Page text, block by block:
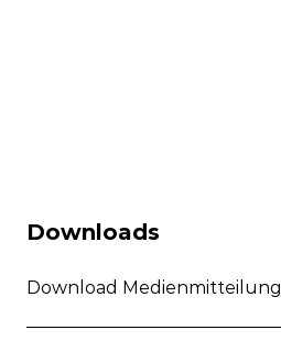
Downloads
Download Medienmitteilung